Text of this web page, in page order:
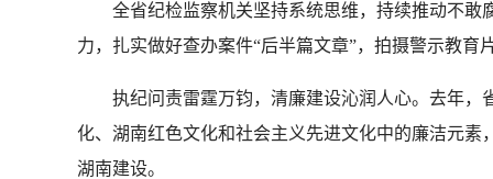
全省纪检监察机关坚持系统思维，持续推动不敢
力，扎实做好查办案件“后半篇文章”，拍摄警示教
执纪问责雷霆万钧，清廉建设沁润人心。去年，
化、湖南红色文化和社会主义先进文化中的廉洁元
湖南建设。